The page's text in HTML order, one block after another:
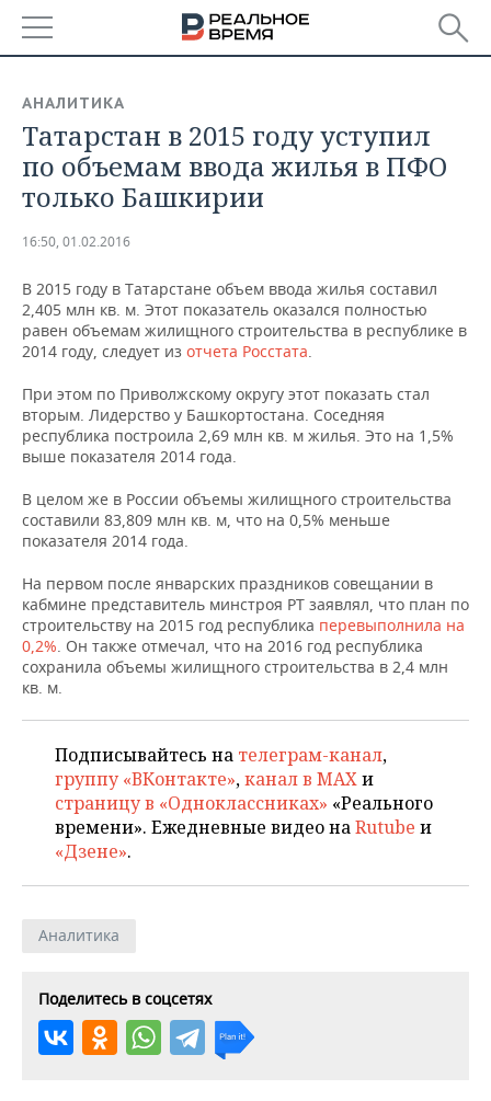
БАШКОРТОСТАН
ТАТАРСТАН
НОВОСТИ
АНАЛИТИКА
ДЕКЛАРАЦИИ О ДОХОДАХ
КОРОЛИ ГОСЗАКАЗА ПФО
КОМУ ПРИНАДЛЕЖАТ
ТОРГОВЫЕ ЦЕНТРЫ
ТАТАРСТАНА
НОВОСТИ ЭКОНОМИКИ
ФИНАНСЫ
БЮДЖЕТ
ПРОМЫШЛЕННОСТЬ
НОВОСТИ
ПРОМЫШЛЕННОСТИ
АГРОПРОМ
МАШИНОСТРОЕНИЕ
НЕФТЕХИМИЯ
НЕФТЬ
ОПК
ЭНЕРГЕТИКА
НЕДВИЖИМОСТЬ
НОВОСТИ АВТО
БИЗНЕС
РОЗНИЧНАЯ ТОРГОВЛЯ
ТРАНСПОРТ
УСЛУГИ
НОВОСТИ ТЕХНОЛОГИЙ
IT
МЕДИА
ТЕЛЕКОММУНИКАЦИИ
МЕРОПРИЯТИЯ
НОВОСТИ МЕРОПРИЯТИЙ
ВЫЕЗДНАЯ РЕДАКЦИЯ
БИЗНЕС-БРАНЧИ
ОТКРЫТАЯ ЛЕКЦИЯ
СПОРТ
НОВОСТИ СПОРТА
ФУТБОЛ
БАСКЕТБОЛ
ВОЛЕЙБОЛ
КИБЕРСПОРТ
ФИГУРНОЕ КАТАНИЕ
ХОККЕЙ С МЯЧОМ
ОБЩЕСТВО
НОВОСТИ ОБЩЕСТВА
ИНФРАСТРУКТУРА
ИСТОРИЯ
КУЛЬТУРА
МЕДИЦИНА
ПРОИСШЕСТВИЯ
ФОТОГАЛЕРЕЯ
СПРАВОЧНИК
СПИСОК ПЕРСОН
СПИСОК КОМПАНИЙ
ПОЛНАЯ ВЕРСИЯ
АНАЛИТИКА
​Татарстан в 2015 году уступил
по объемам ввода жилья в ПФО
только Башкирии
16:50, 01.02.2016
В 2015 году в Татарстане объем ввода жилья составил
2,405 млн кв. м. Этот показатель оказался полностью
равен объемам жилищного строительства в республике в
2014 году, следует из отчета Росстата.
При этом по Приволжскому округу этот показать стал
вторым. Лидерство у Башкортостана. Соседняя
республика построила 2,69 млн кв. м жилья. Это на 1,5%
выше показателя 2014 года.
В целом же в России объемы жилищного строительства
составили 83,809 млн кв. м, что на 0,5% меньше
показателя 2014 года.
На первом после январских праздников совещании в
кабмине представитель минстроя РТ заявлял, что план по
строительству на 2015 год республика перевыполнила на
0,2%. Он также отмечал, что на 2016 год республика
сохранила объемы жилищного строительства в 2,4 млн
кв. м.
Подписывайтесь на телеграм-канал,
группу «ВКонтакте»,канал в MAXи
страницу в «Одноклассниках» «Реального
времени». Ежедневные видео наRutube и
«Дзене».
Аналитика
Поделитесь в соцсетях